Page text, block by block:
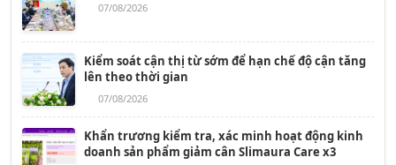
07/08/2026
Kiểm soát cận thị từ sớm để hạn chế độ cận tăng
lên theo thời gian
07/08/2026
Khẩn trương kiểm tra, xác minh hoạt động kinh
doanh sản phẩm giảm cân Slimaura Care x3